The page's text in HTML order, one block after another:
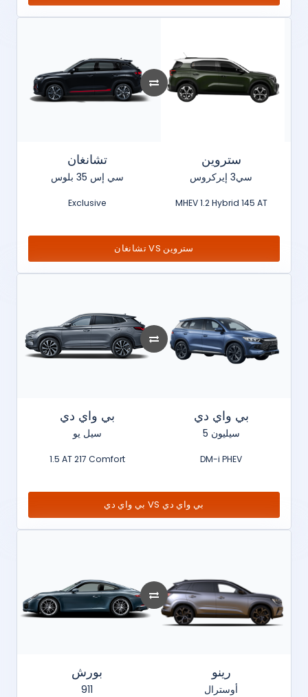
تشانغان
سي إس 35 بلوس
Exclusive
ستروين
سي3 إيركروس
MHEV 1.2 Hybrid 145 AT
تشانغان VS ستروين
بي واي دي
سيل يو
1.5 AT 217 Comfort
بي واي دي
سيليون 5
DM-i PHEV
بي واي دي VS بي واي دي
بورش
911
رينو
أوسترال